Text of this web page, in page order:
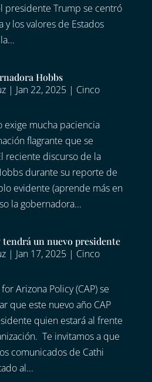
presidente Trump se centró
y los valores de Estados
Hobbs
| Jan 22, 2025| Cinco
exige mucha paciencia
flagrante que se
reciente discurso de la
durante su reporte de
evidente (aprende más en
la gobernadora...
tendrá un nuevo presidente
| Jan 17, 2025| Cinco
Arizona Policy (CAP) se
que este nuevo año CAP
quien estará al frente
Te invitamos a que
comunicados de Cathi
al...